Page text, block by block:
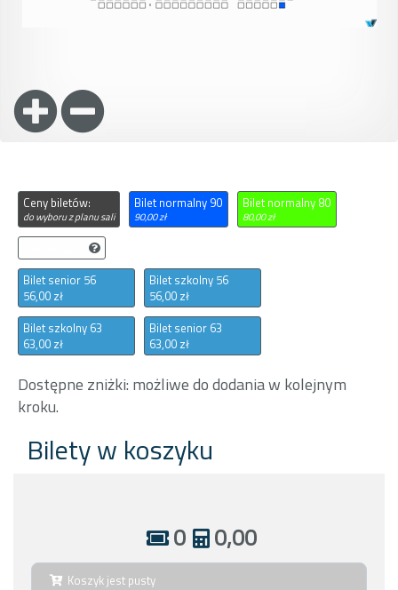
Ceny biletów:
do wyboru z planu sali
Bilet normalny 90
90,00 zł
Bilet normalny 80
80,00 zł
Bilet senior 56
56,00 zł
Bilet szkolny 56
56,00 zł
Bilet szkolny 63
63,00 zł
Bilet senior 63
63,00 zł
Dostępne zniżki: możliwe do dodania w kolejnym
kroku.
Bilety w koszyku
0 0,00
Koszyk jest pusty